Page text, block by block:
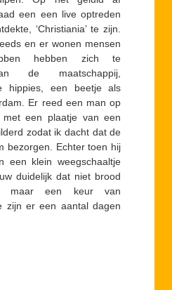
een een live optreden
‘Christiania’ te zijn.
en er wonen mensen
hebben zich te
de maatschappij,
hippies, een beetje als
Er reed een man op
een plaatje van een
zodat ik dacht dat de
bezorgen. Echter toen hij
een klein weegschaaltje
duidelijk dat niet brood
maar een keur van
zijn er een aantal dagen